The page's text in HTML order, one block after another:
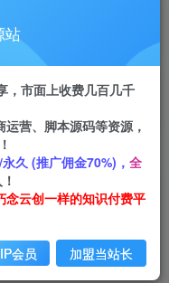
APP下载
GO
变现，日入300-
关注 私信
站
，市面上收费几百几千
营、脚本源码等资源，
久 (推广佣金70%)， 全
念云创一样的知识付费平
会员 加盟当站长